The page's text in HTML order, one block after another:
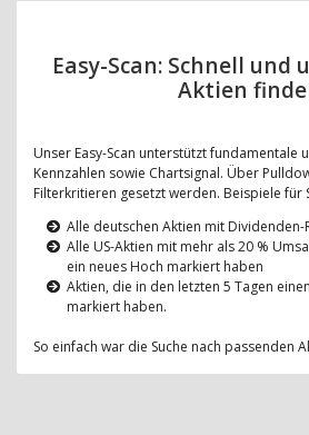
Easy-Scan: Schnell
Aktien
Unser Easy-Scan unterstützt fundamentale
Kennzahlen sowie Chartsignal. Über
Filterkritieren gesetzt werden. Beispiele für
Alle deutschen Aktien mit Dividenden-
Alle US-Aktien mit mehr als 20 %
ein neues Hoch markiert haben
Aktien, die in den letzten 5 Tagen
markiert haben.
So einfach war die Suche nach passenden